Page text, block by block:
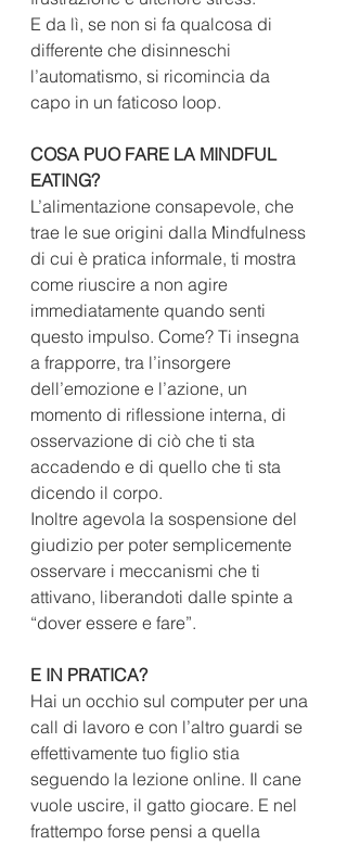
E da lì, se non si fa qualcosa di
differente che disinneschi
l’automatismo, si ricomincia da
capo in un faticoso loop.
COSA PUO FARE LA MINDFUL
EATING?
L’alimentazione consapevole, che
trae le sue origini dalla Mindfulness
di cui è pratica informale, ti mostra
come riuscire a non agire
immediatamente quando senti
questo impulso. Come? Ti insegna
a frapporre, tra l’insorgere
dell’emozione e l’azione, un
momento di riflessione interna, di
osservazione di ciò che ti sta
accadendo e di quello che ti sta
dicendo il corpo.
Inoltre agevola la sospensione del
giudizio per poter semplicemente
osservare i meccanismi che ti
attivano, liberandoti dalle spinte a
“dover essere e fare”.
E IN PRATICA?
Hai un occhio sul computer per una
call di lavoro e con l’altro guardi se
effettivamente tuo figlio stia
seguendo la lezione online. Il cane
vuole uscire, il gatto giocare. E nel
frattempo forse pensi a quella